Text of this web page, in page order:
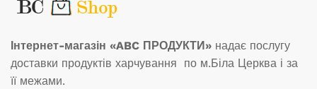
Інтернет-магазін «ABC ПРОДУКТИ» надає послугу
доставки продуктів харчування по м.Біла Церква і за
її межами.